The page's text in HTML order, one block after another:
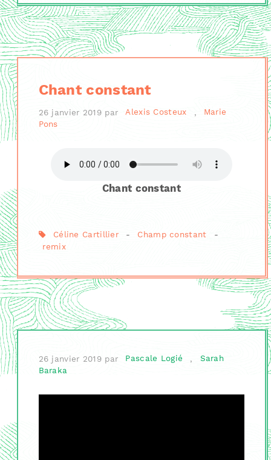
Chant constant
26 janvier 2019 par Alexis Costeux ,
Marie
Pons
Chant constant
Céline Cartillier - Champ constant
-
remix
26 janvier 2019 par Pascale Logié ,
Sarah
Baraka